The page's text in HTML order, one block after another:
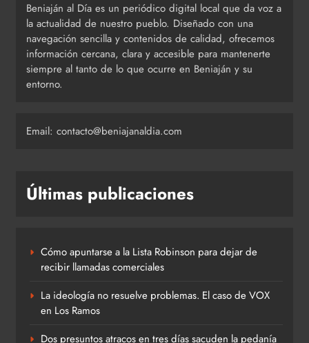
Beniaján al Día es un periódico digital local que da voz a
la actualidad de nuestro pueblo. Diseñado con una
navegación sencilla y contenidos de calidad, ofrecemos
información cercana, clara y accesible para mantenerte
siempre al tanto de lo que ocurre en Beniaján y su
entorno.
Email: contacto@beniajanaldia.com
Últimas publicaciones
Cómo apuntarse a la Lista Robinson para dejar de
recibir llamadas comerciales
La ideología no resuelve problemas. El caso de VOX
en Los Ramos
Dos presuntos atracos en tres días sacuden la pedanía